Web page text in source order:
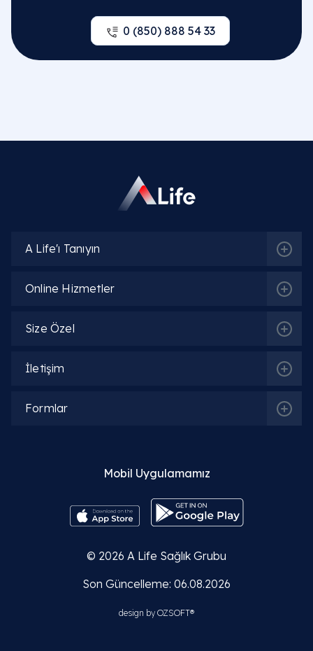
0 (850) 888 54 33
A Life'ı Tanıyın
Online Hizmetler
Size Özel
İletişim
Formlar
Mobil Uygulamamız
© 2026 A Life Sağlık Grubu
Son Güncelleme: 06.08.2026
design by OZSOFT®